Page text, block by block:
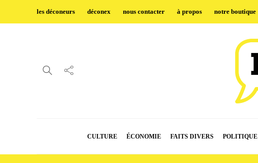
les déconeurs déconex nous contacter à propos notre boutique
CULTURE ÉCONOMIE FAITS DIVERS POLITIQUE